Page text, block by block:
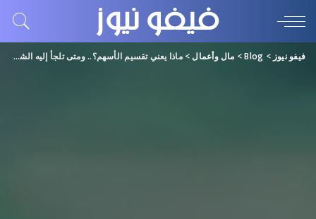
فيفو نيوز >
Blog
> مال وأعمال>ماذا يعني تقسيم الأسهم؟.. ومتى تلجأ إليه الشركات؟